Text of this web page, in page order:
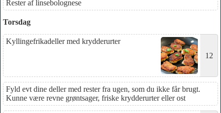
Rester af linsebolognese
Torsdag
Kyllingefrikadeller med krydderurter
12
Fyld evt dine deller med rester fra ugen, som du ikke får brugt.
Kunne være revne grøntsager, friske krydderurter eller ost